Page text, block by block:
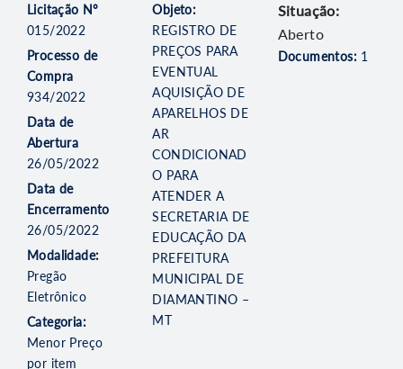
Licitação Nº
015/2022
Processo de
Compra
934/2022
Data de
Abertura
26/05/2022
Data de
Encerramento
26/05/2022
Modalidade:
Pregão
Eletrônico
Categoria:
Menor Preço
por item
Objeto:
REGISTRO DE
PREÇOS PARA
EVENTUAL
AQUISIÇÃO DE
APARELHOS DE
AR
CONDICIONAD
O PARA
ATENDER A
SECRETARIA DE
EDUCAÇÃO DA
PREFEITURA
MUNICIPAL DE
DIAMANTINO –
MT
Situação:
Aberto
Documentos: 1